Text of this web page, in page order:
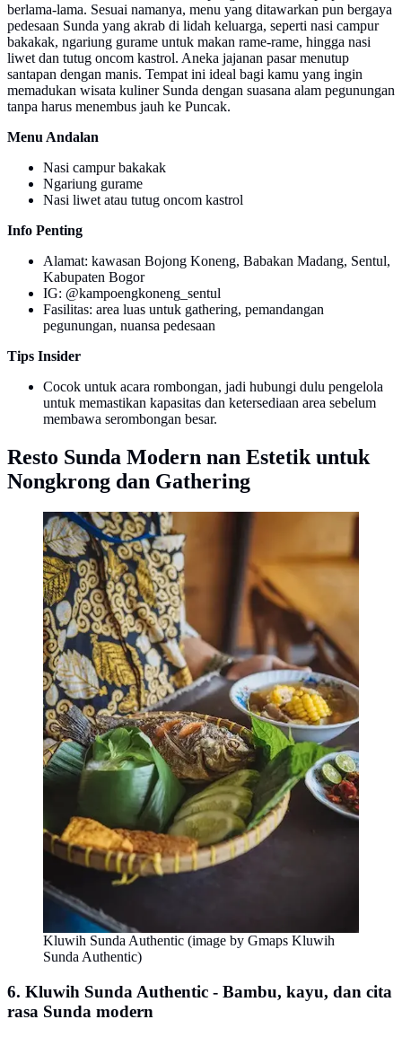
berlama-lama. Sesuai namanya, menu yang ditawarkan pun bergaya
pedesaan Sunda yang akrab di lidah keluarga, seperti nasi campur
bakakak, ngariung gurame untuk makan rame-rame, hingga nasi
liwet dan tutug oncom kastrol. Aneka jajanan pasar menutup
santapan dengan manis. Tempat ini ideal bagi kamu yang ingin
memadukan wisata kuliner Sunda dengan suasana alam pegunungan
tanpa harus menembus jauh ke Puncak.
Menu Andalan
Nasi campur bakakak
Ngariung gurame
Nasi liwet atau tutug oncom kastrol
Info Penting
Alamat: kawasan Bojong Koneng, Babakan Madang, Sentul,
Kabupaten Bogor
IG: @kampoengkoneng_sentul
Fasilitas: area luas untuk gathering, pemandangan
pegunungan, nuansa pedesaan
Tips Insider
Cocok untuk acara rombongan, jadi hubungi dulu pengelola
untuk memastikan kapasitas dan ketersediaan area sebelum
membawa serombongan besar.
Resto Sunda Modern nan Estetik untuk
Nongkrong dan Gathering
Kluwih Sunda Authentic (image by Gmaps Kluwih
Sunda Authentic)
6. Kluwih Sunda Authentic - Bambu, kayu, dan cita
rasa Sunda modern